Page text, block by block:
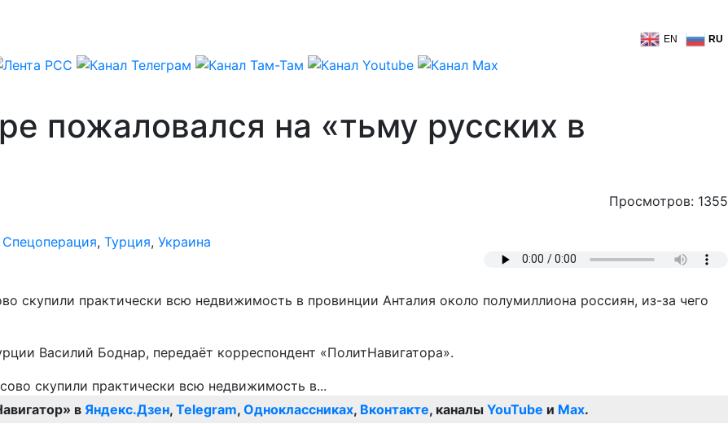
EN RU
пожаловался на «тьму русских в
Просмотров: 1355
Спецоперация, Турция, Украина
скупили практически всю недвижимость в провинции Анталия около полумиллиона россиян, из-за чего
Василий Боднар, передаёт корреспондент «ПолитНавигатора».
в Яндекс.Дзен, Telegram, Одноклассниках, Вконтакте, каналы YouTube и Max.